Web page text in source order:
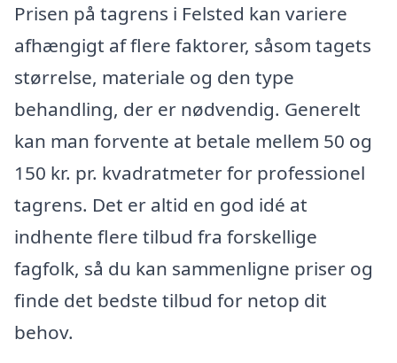
Prisen på tagrens i Felsted kan variere
afhængigt af flere faktorer, såsom tagets
størrelse, materiale og den type
behandling, der er nødvendig. Generelt
kan man forvente at betale mellem 50 og
150 kr. pr. kvadratmeter for professionel
tagrens. Det er altid en god idé at
indhente flere tilbud fra forskellige
fagfolk, så du kan sammenligne priser og
finde det bedste tilbud for netop dit
behov.